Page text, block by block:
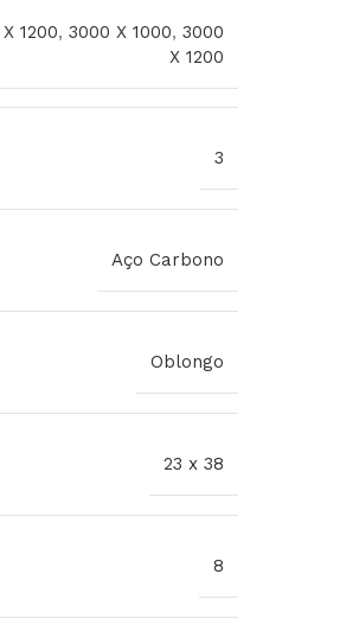
1200, 3000 X 1000, 3000
X 1200
3
Aço Carbono
Oblongo
23 x 38
8